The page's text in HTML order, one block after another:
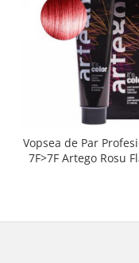
Vopsea de Par
7F>7F Artego Rosu